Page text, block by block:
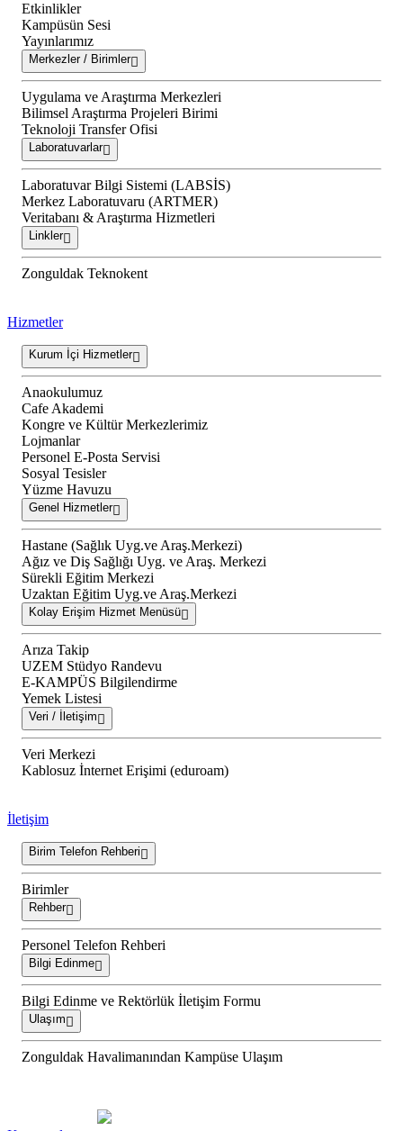
Etkinlikler
Kampüsün Sesi
Yayınlarımız
Merkezler / Birimler
Uygulama ve Araştırma Merkezleri
Bilimsel Araştırma Projeleri Birimi
Teknoloji Transfer Ofisi
Laboratuvarlar
Laboratuvar Bilgi Sistemi (LABSİS)
Merkez Laboratuvaru (ARTMER)
Veritabanı & Araştırma Hizmetleri
Linkler
Zonguldak Teknokent
Hizmetler
Kurum İçi Hizmetler
Anaokulumuz
Cafe Akademi
Kongre ve Kültür Merkezlerimiz
Lojmanlar
Personel E-Posta Servisi
Sosyal Tesisler
Yüzme Havuzu
Genel Hizmetler
Hastane (Sağlık Uyg.ve Araş.Merkezi)
Ağız ve Diş Sağlığı Uyg. ve Araş. Merkezi
Sürekli Eğitim Merkezi
Uzaktan Eğitim Uyg.ve Araş.Merkezi
Kolay Erişim Hizmet Menüsü
Arıza Takip
UZEM Stüdyo Randevu
E-KAMPÜS Bilgilendirme
Yemek Listesi
Veri / İletişim
Veri Merkezi
Kablosuz İnternet Erişimi (eduroam)
İletişim
Birim Telefon Rehberi
Birimler
Rehber
Personel Telefon Rehberi
Bilgi Edinme
Bilgi Edinme ve Rektörlük İletişim Formu
Ulaşım
Zonguldak Havalimanından Kampüse Ulaşım